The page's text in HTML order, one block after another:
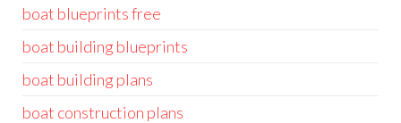
boat blueprints free
boat building blueprints
boat building plans
boat construction plans